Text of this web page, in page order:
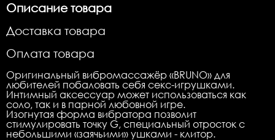
Описание товара
Доставка товара
Оплата товара
Оригинальный вибромассажёр «BRUNO» для
любителей побаловать себя секс-игрушками.
Интимный аксессуар может использоваться как
соло, так и в парной любовной игре.
Изогнутая форма вибратора позволит
стимулировать точку G, специальный отросток с
небольшими «заячьими» ушками - клитор.